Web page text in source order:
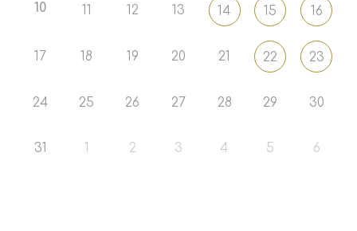
10 11 12 13 14 15 16
17 18 19 20 21 22 23
24 25 26 27 28 29 30
31 2 3 4 5 6